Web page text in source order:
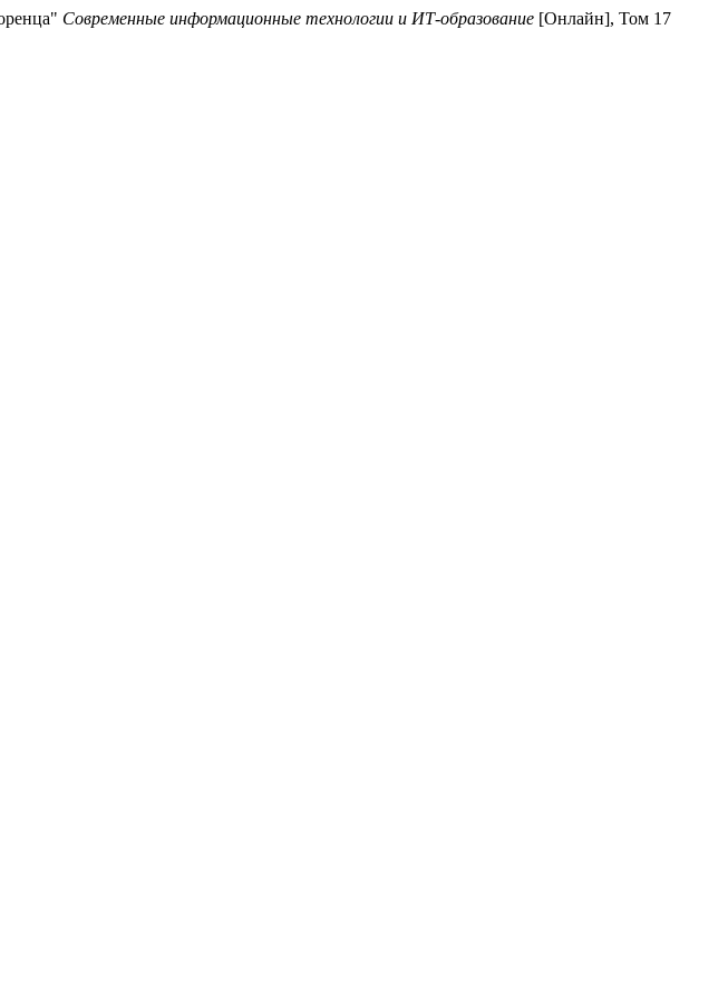
Современные информационные технологии и ИТ-образование [Онлайн], Том 17